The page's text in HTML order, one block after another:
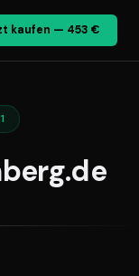
kaufen — 453 €